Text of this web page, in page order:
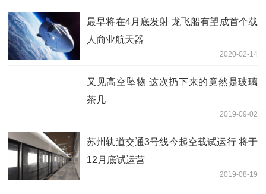
最早将在4月底发射 龙飞船有望成首个载
人商业航天器
2020-02-14
又见高空坠物 这次扔下来的竟然是玻璃
茶几
2019-09-02
苏州轨道交通3号线今起空载试运行 将于
12月底试运营
2019-08-19